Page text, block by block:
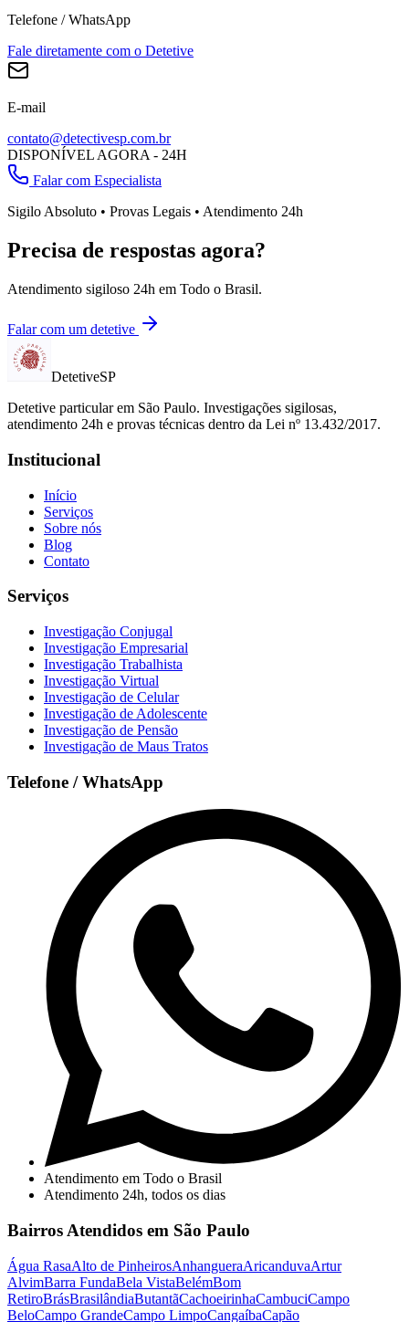
Telefone / WhatsApp
Fale diretamente com o Detetive
E-mail
contato@detectivesp.com.br
DISPONÍVEL AGORA - 24H
Falar com Especialista
Sigilo Absoluto • Provas Legais • Atendimento 24h
Precisa de respostas agora?
Atendimento sigiloso 24h em Todo o Brasil.
Falar com um detetive
DetetiveSP
Detetive particular em São Paulo. Investigações sigilosas,
atendimento 24h e provas técnicas dentro da Lei nº 13.432/2017.
Institucional
Início
Serviços
Sobre nós
Blog
Contato
Serviços
Investigação Conjugal
Investigação Empresarial
Investigação Trabalhista
Investigação Virtual
Investigação de Celular
Investigação de Adolescente
Investigação de Pensão
Investigação de Maus Tratos
Telefone / WhatsApp
Atendimento em Todo o Brasil
Atendimento 24h, todos os dias
Bairros Atendidos em São Paulo
Água RasaAlto de PinheirosAnhangueraAricanduvaArtur
AlvimBarra FundaBela VistaBelémBom
RetiroBrásBrasilândiaButantãCachoeirinhaCambuciCampo
BeloCampo GrandeCampo LimpoCangaíbaCapão